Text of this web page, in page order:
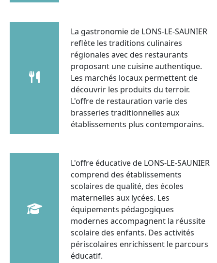
La gastronomie de LONS-LE-SAUNIER
reflète les traditions culinaires
régionales avec des restaurants
proposant une cuisine authentique.
Les marchés locaux permettent de
découvrir les produits du terroir.
L'offre de restauration varie des
brasseries traditionnelles aux
établissements plus contemporains.
L'offre éducative de LONS-LE-SAUNIER
comprend des établissements
scolaires de qualité, des écoles
maternelles aux lycées. Les
équipements pédagogiques
modernes accompagnent la réussite
scolaire des enfants. Des activités
périscolaires enrichissent le parcours
éducatif.